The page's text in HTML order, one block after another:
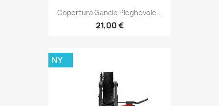
Copertura Gancio Pieghevole...
21,00 €
NY